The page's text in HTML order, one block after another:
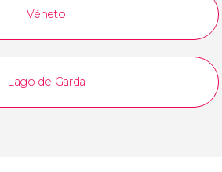
Véneto
Lago de Garda